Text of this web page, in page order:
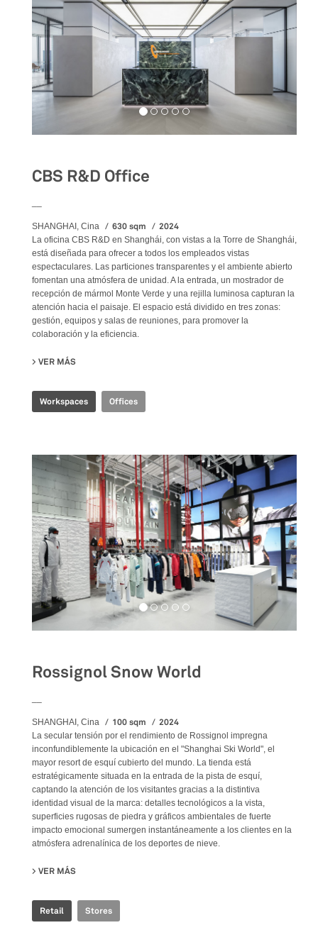
CBS R&D Office
SHANGHAI, Cina 630 sqm 2024
La oficina CBS R&D en Shanghái, con vistas a la Torre de Shanghái,
está diseñada para ofrecer a todos los empleados vistas
espectaculares. Las particiones transparentes y el ambiente abierto
fomentan una atmósfera de unidad. A la entrada, un mostrador de
recepción de mármol Monte Verde y una rejilla luminosa capturan la
atención hacia el paisaje. El espacio está dividido en tres zonas:
gestión, equipos y salas de reuniones, para promover la
colaboración y la eficiencia.
VER MÁS
Workspaces Offices
Rossignol Snow World
SHANGHAI, Cina 100 sqm 2024
La secular tensión por el rendimiento de Rossignol impregna
inconfundiblemente la ubicación en el "Shanghai Ski World", el
mayor resort de esquí cubierto del mundo. La tienda está
estratégicamente situada en la entrada de la pista de esquí,
captando la atención de los visitantes gracias a la distintiva
identidad visual de la marca: detalles tecnológicos a la vista,
superficies rugosas de piedra y gráficos ambientales de fuerte
impacto emocional sumergen instantáneamente a los clientes en la
atmósfera adrenalínica de los deportes de nieve.
VER MÁS
Retail Stores